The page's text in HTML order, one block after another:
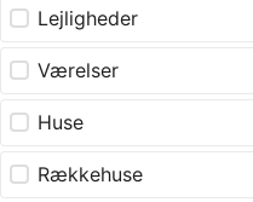
Lejligheder
Værelser
Huse
Rækkehuse